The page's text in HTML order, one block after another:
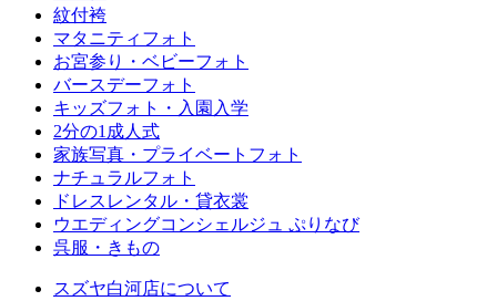
紋付袴
マタニティフォト
お宮参り・ベビーフォト
バースデーフォト
キッズフォト・入園入学
2分の1成人式
家族写真・プライベートフォト
ナチュラルフォト
ドレスレンタル・貸衣裳
ウエディングコンシェルジュ ぷりなび
呉服・きもの
スズヤ白河店について